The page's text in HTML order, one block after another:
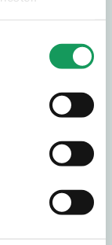
så du skal
væk. På den
kortere tid,
En
82V, hvilket